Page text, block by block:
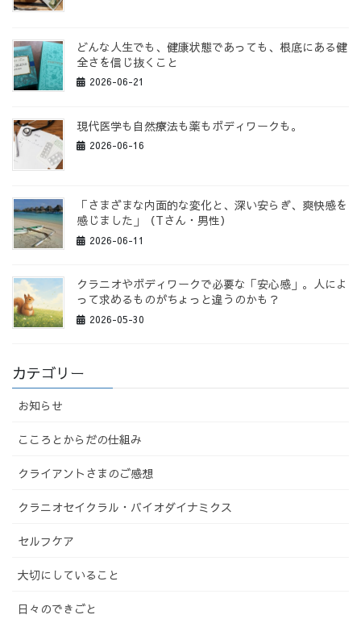
どんな人生でも、健康状態であっても、根底にある健
全さを信じ抜くこと
2026-06-21
現代医学も自然療法も薬もボディワークも。
2026-06-16
「さまざまな内面的な変化と、深い安らぎ、爽快感を
感じました」（Tさん・男性）
2026-06-11
クラニオやボディワークで必要な「安心感」。人によ
って求めるものがちょっと違うのかも？
2026-05-30
カテゴリー
お知らせ
こころとからだの仕組み
クライアントさまのご感想
クラニオセイクラル・バイオダイナミクス
セルフケア
大切にしていること
日々のできごと